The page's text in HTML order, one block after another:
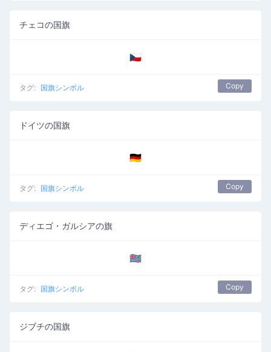
チェコの国旗
🇨🇿
タグ: 国旗シンボル Copy
ドイツの国旗
🇩🇪
タグ: 国旗シンボル Copy
ディエゴ・ガルシアの旗
🇩🇬
タグ: 国旗シンボル Copy
ジブチの国旗